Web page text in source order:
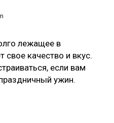
лежащее в
свое качество и вкус.
если вам
ужин.